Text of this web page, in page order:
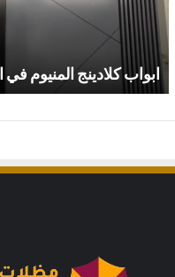
ابواب كلادينج المنيوم